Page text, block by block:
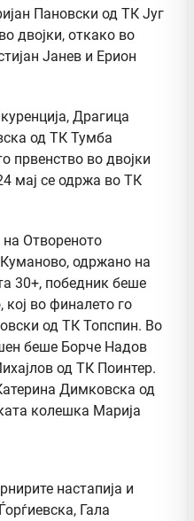
Пановски од ТК Југ
двојки, откако во
Јанев и Ерион
Драгица
од ТК Тумба
првенство во двојки
мај се одржа во ТК
Отвореното
одржано на
30+, победник беше
во финалето го
од ТК Топспин. Во
беше Борче Надов
од ТК Поинтер.
Димковска од
колешка Марија
настапија и
Гала